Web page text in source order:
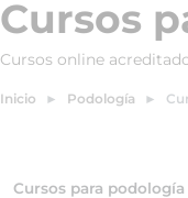
Cursos
Cursos online
Inicio Podología
Cursos para podología